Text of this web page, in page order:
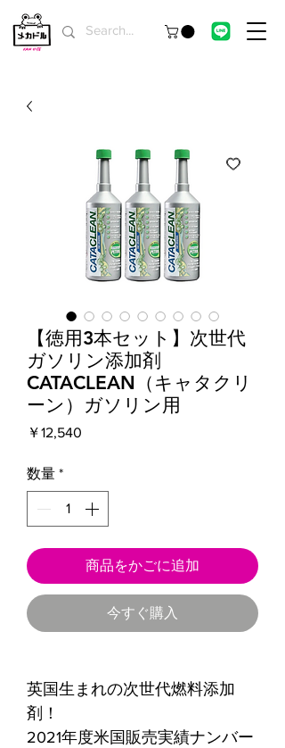
【徳用3本セット】次世代
ガソリン添加剤
CATACLEAN（キャタクリ
ーン）ガソリン用
￥12,540
数量 *
商品をかごに追加
今すぐ購入
英国生まれの次世代燃料添加
剤！
2021年度米国販売実績ナンバー